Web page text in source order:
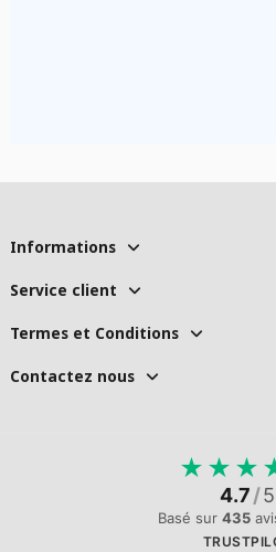
Informations
Service client
Termes et Conditions
Contactez nous
★ ★ ★
4.7/5
Basé sur 435